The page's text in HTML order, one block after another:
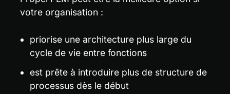
votre organisation :
priorise une architecture plus large du
cycle de vie entre fonctions
est prête à introduire plus de structure de
processus dès le début